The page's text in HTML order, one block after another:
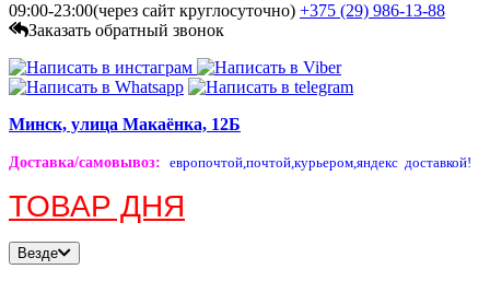
09:00-23:00(через сайт круглосуточно) +375 (29) 986-13-88
Заказать обратный звонок
Минск, улица Макаёнка, 12Б
Доставка/самовывоз: европочтой,почтой,курьером,яндекс доставкой!
ТОВАР ДНЯ
Везде